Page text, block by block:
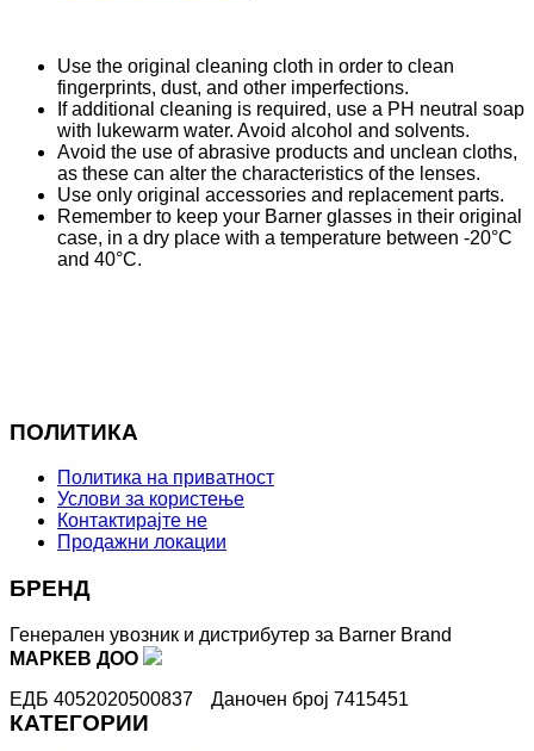
Use the original cleaning cloth in order to clean
fingerprints, dust, and other imperfections.
If additional cleaning is required, use a PH neutral soap
with lukewarm water. Avoid alcohol and solvents.
Avoid the use of abrasive products and unclean cloths,
as these can alter the characteristics of the lenses.
Use only original accessories and replacement parts.
Remember to keep your Barner glasses in their original
case, in a dry place with a temperature between -20°C
and 40°C.
ПОЛИТИКА
Политика на приватност
Услови за користење
Контактирајте не
Продажни локации
БРЕНД
Генерален увозник и дистрибутер за Barner Brand
МАРКЕВ ДОО
ЕДБ 4052020500837
Даночен број 7415451
КАТЕГОРИИ